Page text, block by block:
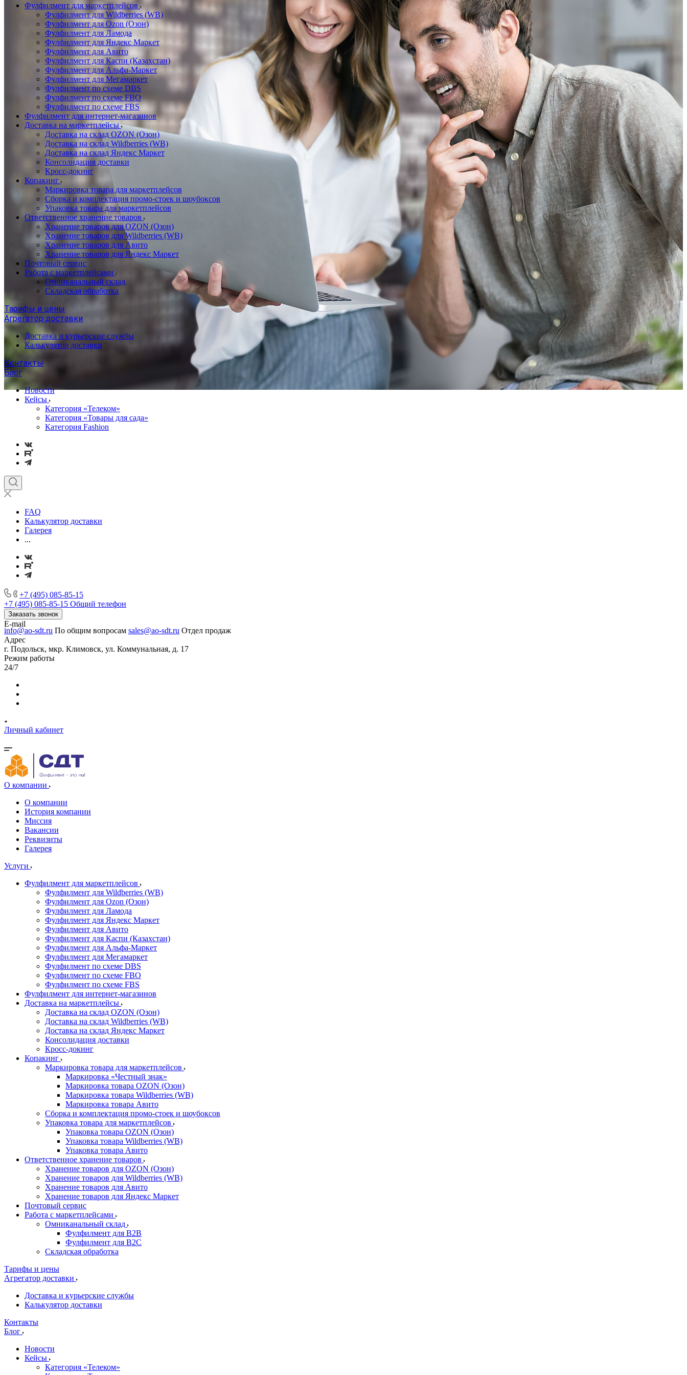
Фулфилмент для маркетплейсов
Фулфилмент для Wildberries (WB)
Фулфилмент для Ozon (Озон)
Фулфилмент для Ламода
Фулфилмент для Яндекс Маркет
Фулфилмент для Авито
Фулфилмент для Каспи (Казахстан)
Фулфилмент для Альфа-Маркет
Фулфилмент для Мегамаркет
Фулфилмент по схеме DBS
Фулфилмент по схеме FBO
Фулфилмент по схеме FBS
Фулфилмент для интернет-магазинов
Доставка на маркетплейсы
Доставка на склад OZON (Озон)
Доставка на склад Wildberries (WB)
Доставка на склад Яндекс Маркет
Консолидация доставки
Кросс-докинг
Копакинг
Маркировка товара для маркетплейсов
Сборка и комплектация промо-стоек и шоубоксов
Упаковка товара для маркетплейсов
Ответственное хранение товаров
Хранение товаров для OZON (Озон)
Хранение товаров для Wildberries (WB)
Хранение товаров для Авито
Хранение товаров для Яндекс Маркет
Почтовый сервис
Работа с маркетплейсами
Омниканальный склад
Складская обработка
Тарифы и цены
Агрегатор доставки
Доставка и курьерские службы
Калькулятор доставки
Контакты
Блог
Новости
Кейсы
Категория «Телеком»
Категория «Товары для сада»
Категория Fashion
FAQ
Калькулятор доставки
Галерея
...
+7 (495) 085-85-15
+7 (495) 085-85-15 Общий телефон
Заказать звонок
E-mail
info@ao-sdt.ru По общим вопросам sales@ao-sdt.ru Отдел продаж
Адрес
г. Подольск, мкр. Климовск, ул. Коммунальная, д. 17
Режим работы
24/7
Личный кабинет
О компании
О компании
История компании
Миссия
Вакансии
Реквизиты
Галерея
Услуги
Фулфилмент для маркетплейсов
Фулфилмент для Wildberries (WB)
Фулфилмент для Ozon (Озон)
Фулфилмент для Ламода
Фулфилмент для Яндекс Маркет
Фулфилмент для Авито
Фулфилмент для Каспи (Казахстан)
Фулфилмент для Альфа-Маркет
Фулфилмент для Мегамаркет
Фулфилмент по схеме DBS
Фулфилмент по схеме FBO
Фулфилмент по схеме FBS
Фулфилмент для интернет-магазинов
Доставка на маркетплейсы
Доставка на склад OZON (Озон)
Доставка на склад Wildberries (WB)
Доставка на склад Яндекс Маркет
Консолидация доставки
Кросс-докинг
Копакинг
Маркировка товара для маркетплейсов
Маркировка «Честный знак»
Маркировка товара OZON (Озон)
Маркировка товара Wildberries (WB)
Маркировка товара Авито
Сборка и комплектация промо-стоек и шоубоксов
Упаковка товара для маркетплейсов
Упаковка товара OZON (Озон)
Упаковка товара Wildberries (WB)
Упаковка товара Авито
Ответственное хранение товаров
Хранение товаров для OZON (Озон)
Хранение товаров для Wildberries (WB)
Хранение товаров для Авито
Хранение товаров для Яндекс Маркет
Почтовый сервис
Работа с маркетплейсами
Омниканальный склад
Фулфилмент для B2B
Фулфилмент для B2C
Складская обработка
Тарифы и цены
Агрегатор доставки
Доставка и курьерские службы
Калькулятор доставки
Контакты
Блог
Новости
Кейсы
Категория «Телеком»